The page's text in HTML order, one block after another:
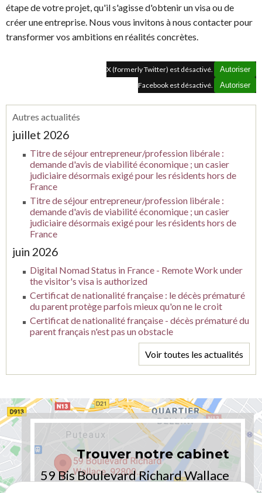
étape de votre projet, qu'il s'agisse d'obtenir un visa ou de
créer une entreprise. Nous vous invitons à nous contacter pour
transformer vos ambitions en réalités concrètes.
X (formerly Twitter) est désactivé.
Autoriser
Facebook est désactivé.
Autoriser
Autres actualités
juillet 2026
Titre de séjour entrepreneur/profession libérale :
demande d'avis de viabilité économique ; un casier
judiciaire désormais exigé pour les résidents hors de
France
Titre de séjour entrepreneur/profession libérale :
demande d'avis de viabilité économique ; un casier
judiciaire désormais exigé pour les résidents hors de
France
juin 2026
Digital Nomad Status in France - Remote Work under
the visitor's visa is authorized
Certificat de nationalité française : le décès prématuré
du parent protège parfois mieux qu'on ne le croit
Certificat de nationalité française - décès prématuré du
parent français n'est pas un obstacle
Voir toutes les actualités
Trouver notre cabinet
59 Bis Boulevard Richard Wallace